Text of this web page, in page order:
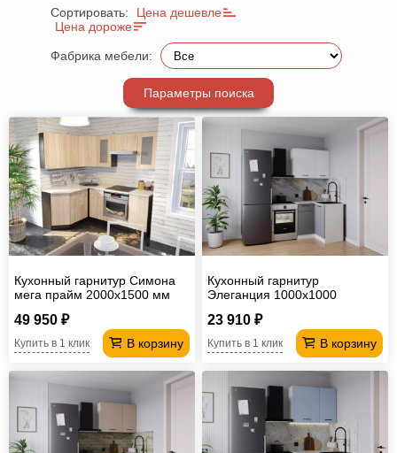
мебель
Детская
прихожей
Комоды
Офисная
мебель
Столы
под
Мебель
ванной
трансформер
Матрасы
Кресла-
ротанга
мебель
Косметологическое
Сортировать:
Цена дешевле
Цена дороже
Фабрика мебели:
Параметры поиска
Кухонный гарнитур Симона
мега прайм 2000х1500 мм
49 950 ₽
В корзину
Купить в 1 клик
Кухонный гарнитур
Элеганция 1000х1000
23 910 ₽
В корзину
Купить в 1 клик